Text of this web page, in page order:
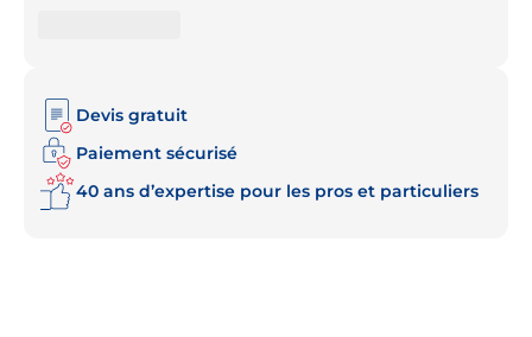
Devis gratuit
Paiement sécurisé
40 ans d’expertise pour les pros et particuliers